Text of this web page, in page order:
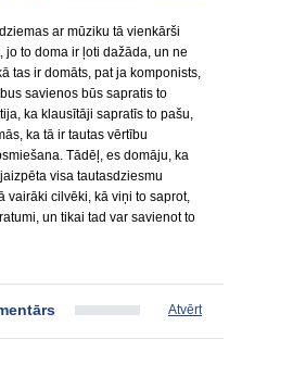
ar mūziku tā vienkārši
jo to doma ir ļoti dažāda, un ne
tas ir domāts, pat ja komponists,
savienos būs sapratis to
ka klausītāji sapratīs to pašu,
ka tā ir tautas vērtību
Tādēļ, es domāju, ka
visa tautasdziesmu
vairāki cilvēki, kā viņi to saprot,
un tikai tad var savienot to
Atvērt